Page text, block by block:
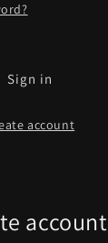
Sign in
account
account